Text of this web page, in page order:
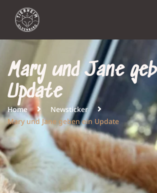
Mary und Jane
Update
Home
Newsticker
Mary und Jane geben ein Update